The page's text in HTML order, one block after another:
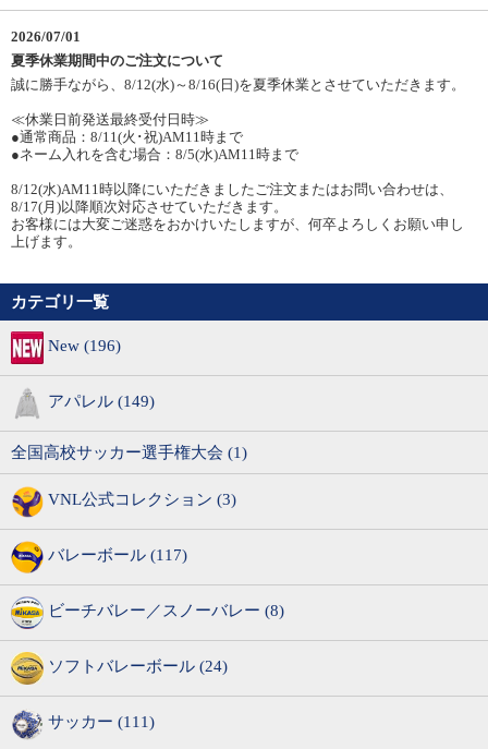
2026/07/01
夏季休業期間中のご注文について
誠に勝手ながら、8/12(水)～8/16(日)を夏季休業とさせていただきます。
≪休業日前発送最終受付日時≫
●通常商品：8/11(火･祝)AM11時まで
●ネーム入れを含む場合：8/5(水)AM11時まで
8/12(水)AM11時以降にいただきましたご注文またはお問い合わせは、
8/17(月)以降順次対応させていただきます。
お客様には大変ご迷惑をおかけいたしますが、何卒よろしくお願い申し
上げます。
カテゴリ一覧
New (196)
アパレル (149)
全国高校サッカー選手権大会 (1)
VNL公式コレクション (3)
バレーボール (117)
ビーチバレー／スノーバレー (8)
ソフトバレーボール (24)
サッカー (111)